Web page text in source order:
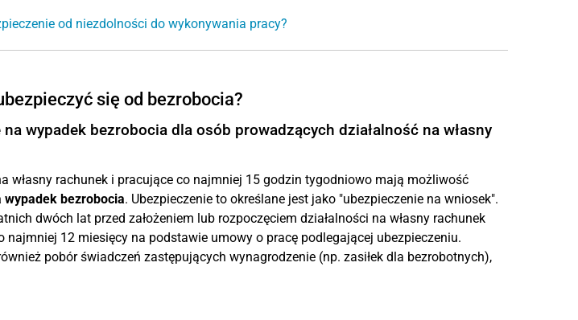
od niezdolności do wykonywania pracy?
się od bezrobocia?
wypadek bezrobocia dla osób prowadzących działalność na własny
własny rachunek i pracujące co najmniej 15 godzin tygodniowo mają możliwość
bezrobocia. Ubezpieczenie to określane jest jako "ubezpieczenie na wniosek".
dwóch lat przed założeniem lub rozpoczęciem działalności na własny rachunek
najmniej 12 miesięcy na podstawie umowy o pracę podlegającej ubezpieczeniu.
pobór świadczeń zastępujących wynagrodzenie (np. zasiłek dla bezrobotnych),